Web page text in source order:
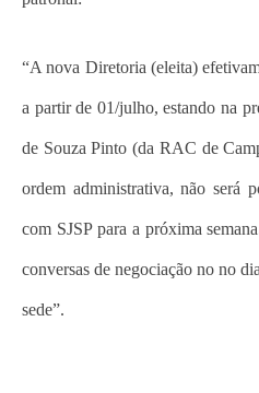
“A nova Diretoria (eleita)
a partir de 01/julho, estando na
de Souza Pinto (da RAC de
ordem administrativa, não será
com SJSP para a próxima
conversas de negociação no no
sede”.